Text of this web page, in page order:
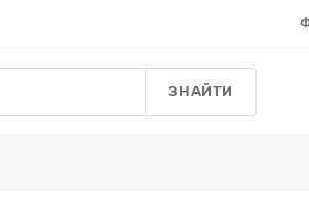
ЗНАЙТИ